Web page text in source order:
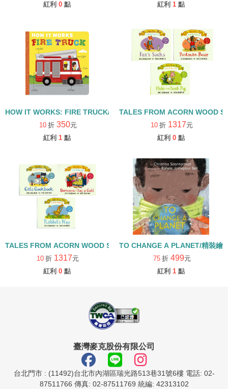
紅利 0 點
紅利 1 點
HOW IT WORKS: FIRE TRUCK/硬頁書
10 折 350元
紅利 1 點
TALES FROM ACORN WOOD
10 折 1317元
紅利 0 點
TALES FROM ACORN WOOD STORY COLLECTION 生活日常組/
10 折 1317元
紅利 0 點
TO CHANGE A PLANET/精裝繪
75 折 499元
紅利 1 點
臺灣麥克股份有限公司
台北門市 : (11492)台北市內湖區瑞光路513巷31號6樓 電話: 02-
87511766 傳真: 02-87511769 統編: 42313102